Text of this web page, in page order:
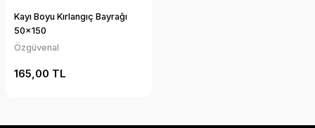
Kayı Boyu Kırlangıç Bayrağı
50x150
Özgüvenal
165,00 TL